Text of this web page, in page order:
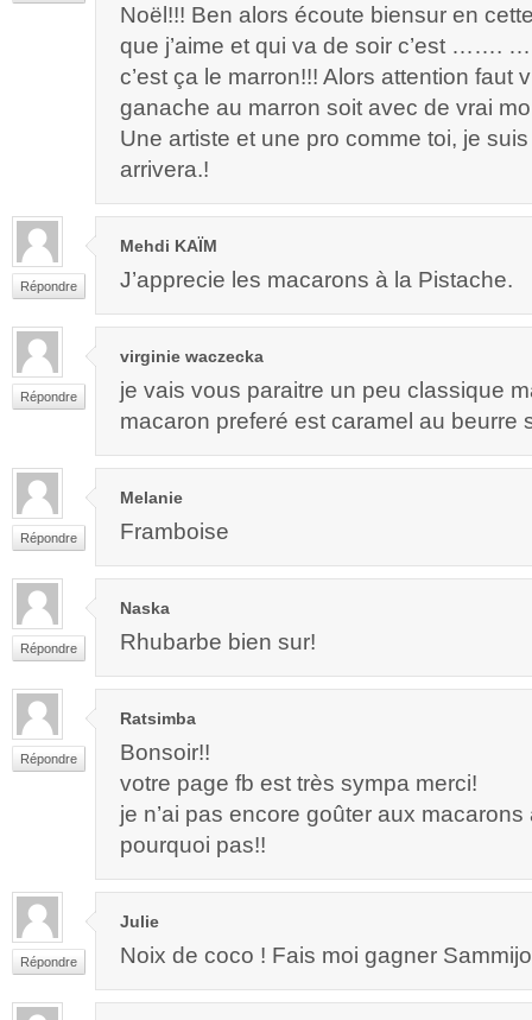
Noël!!! Ben alors écoute biensur en
que j’aime et qui va de soir c’est
c’est ça le marron!!! Alors attention faut
ganache au marron soit avec de vrai
Une artiste et une pro comme toi, je
arrivera.!
Répondre
Mehdi KAÏM
J’apprecie les macarons à la Pistache.
Répondre
virginie waczecka
je vais vous paraitre un peu classique
macaron preferé est caramel au beurre
Répondre
Melanie
Framboise
Répondre
Naska
Rhubarbe bien sur!
Répondre
Ratsimba
Bonsoir!!
votre page fb est très sympa merci!
je n’ai pas encore goûter aux
pourquoi pas!!
Répondre
Julie
Noix de coco ! Fais moi gagner